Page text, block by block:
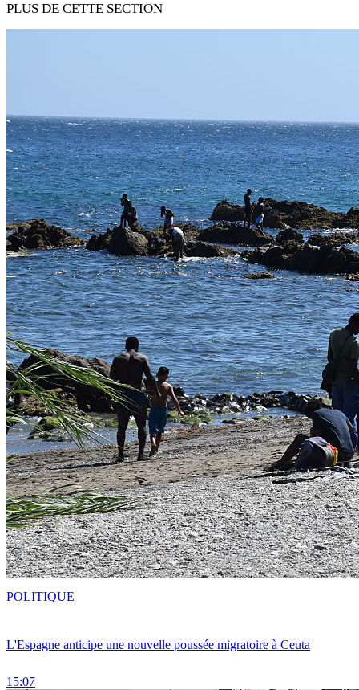
PLUS DE CETTE SECTION
L'Espagne anticipe une nouvelle poussée migratoire à Ceuta
15:07
POLITIQUE